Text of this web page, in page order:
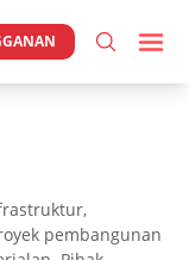
pembangunan